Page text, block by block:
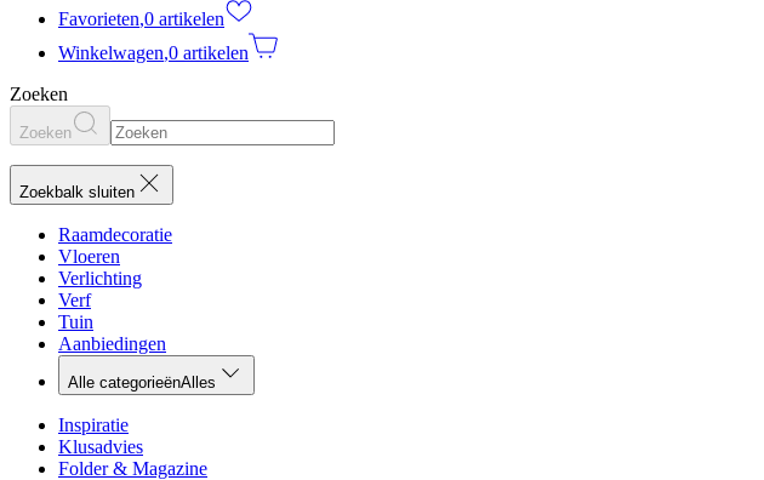
Favorieten,0 artikelen
Winkelwagen,0 artikelen
Zoeken
Zoeken
Zoekbalk sluiten
Raamdecoratie
Vloeren
Verlichting
Verf
Tuin
Aanbiedingen
Alle categorieënAlles
Inspiratie
Klusadvies
Folder & Magazine